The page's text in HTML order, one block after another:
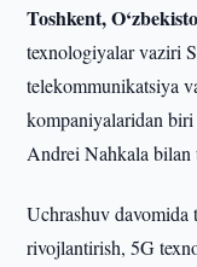
Toshkent,
texnologiyalar vaziri
telekommunikatsiya
kompaniyalaridan
Andrei Nahkala bilan
Uchrashuv
rivojlantirish, 5G